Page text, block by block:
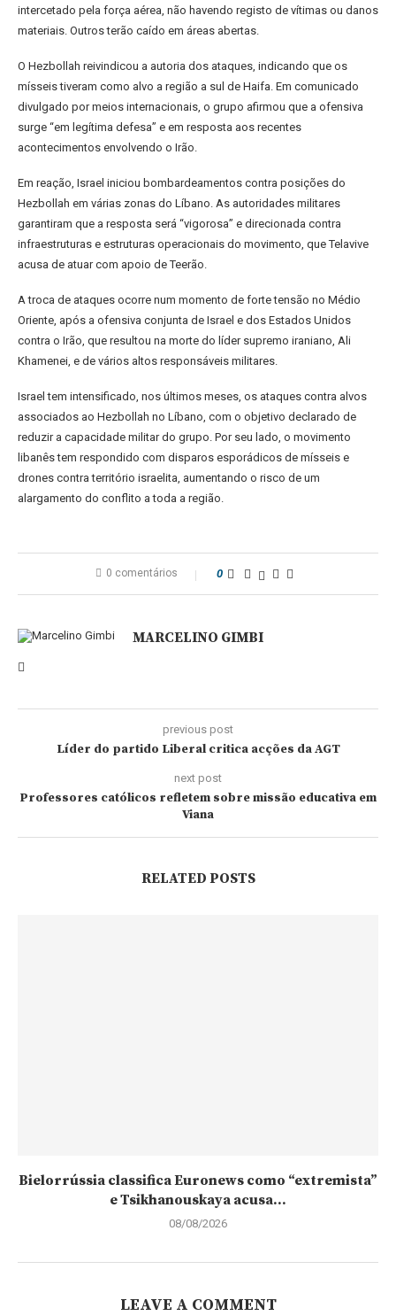
intercetado pela força aérea, não havendo registo de vítimas ou danos
materiais. Outros terão caído em áreas abertas.
O Hezbollah reivindicou a autoria dos ataques, indicando que os
mísseis tiveram como alvo a região a sul de Haifa. Em comunicado
divulgado por meios internacionais, o grupo afirmou que a ofensiva
surge “em legítima defesa” e em resposta aos recentes
acontecimentos envolvendo o Irão.
Em reação, Israel iniciou bombardeamentos contra posições do
Hezbollah em várias zonas do Líbano. As autoridades militares
garantiram que a resposta será “vigorosa” e direcionada contra
infraestruturas e estruturas operacionais do movimento, que Telavive
acusa de atuar com apoio de Teerão.
A troca de ataques ocorre num momento de forte tensão no Médio
Oriente, após a ofensiva conjunta de Israel e dos Estados Unidos
contra o Irão, que resultou na morte do líder supremo iraniano, Ali
Khamenei, e de vários altos responsáveis militares.
Israel tem intensificado, nos últimos meses, os ataques contra alvos
associados ao Hezbollah no Líbano, com o objetivo declarado de
reduzir a capacidade militar do grupo. Por seu lado, o movimento
libanês tem respondido com disparos esporádicos de mísseis e
drones contra território israelita, aumentando o risco de um
alargamento do conflito a toda a região.
0 comentários 0
MARCELINO GIMBI
previous post
Líder do partido Liberal critica acções da AGT
next post
Professores católicos refletem sobre missão educativa em
Viana
RELATED POSTS
Bielorrússia classifica Euronews como “extremista”
e Tsikhanouskaya acusa...
08/08/2026
LEAVE A COMMENT